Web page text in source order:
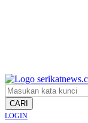
CARI
LOGIN